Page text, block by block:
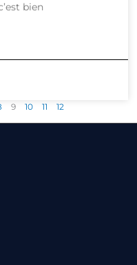
bien
9 10 11 12